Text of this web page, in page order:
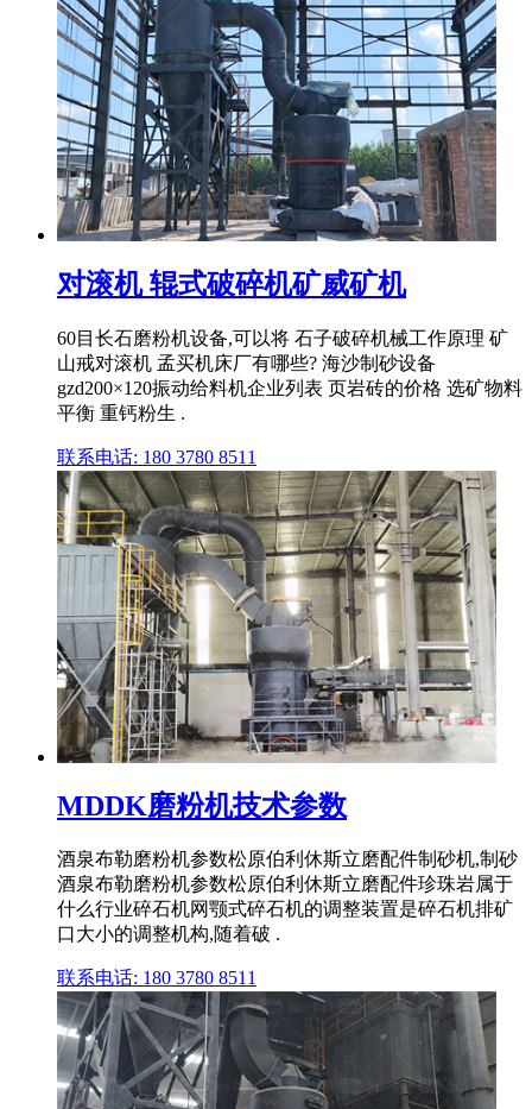
对滚机 辊式破碎机矿威矿机
60目长石磨粉机设备,可以将 石子破碎机械工作原理 矿
山戒对滚机 孟买机床厂有哪些? 海沙制砂设备
gzd200×120振动给料机企业列表 页岩砖的价格 选矿物料
平衡 重钙粉生 .
联系电话: 180 3780 8511
MDDK磨粉机技术参数
酒泉布勒磨粉机参数松原伯利休斯立磨配件制砂机,制砂
酒泉布勒磨粉机参数松原伯利休斯立磨配件珍珠岩属于
什么行业碎石机网颚式碎石机的调整装置是碎石机排矿
口大小的调整机构,随着破 .
联系电话: 180 3780 8511